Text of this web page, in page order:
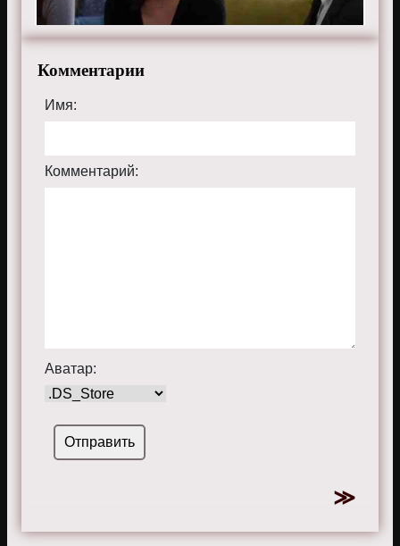
Комментарии
Имя:
Комментарий:
Аватар: